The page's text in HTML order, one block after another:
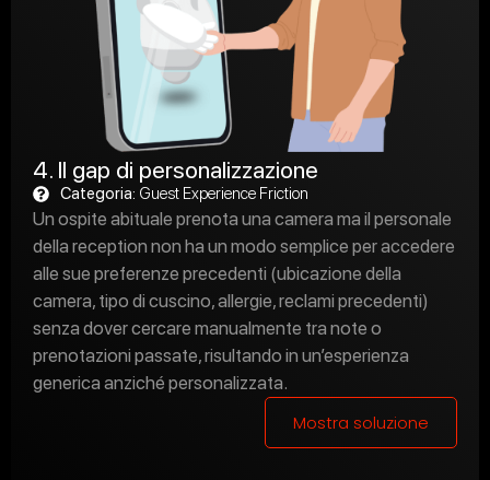
4. Il gap di personalizzazione
Categoria: Guest Experience Friction
Un ospite abituale prenota una camera ma il personale
della reception non ha un modo semplice per accedere
alle sue preferenze precedenti (ubicazione della
camera, tipo di cuscino, allergie, reclami precedenti)
senza dover cercare manualmente tra note o
prenotazioni passate, risultando in un’esperienza
generica anziché personalizzata.
Mostra soluzione